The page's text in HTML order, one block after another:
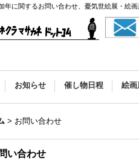
年に関するお問い合わせ、憂気世絵展・絵
お知らせ 催し物日程 絵画
> お問い合わせ
い合わせ